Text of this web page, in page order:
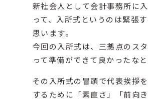
新社会人として会計事務所に
って、入所式というのは緊張
思います。
今回の入所式は、三拠点のス
って準備ができて良かったなと
その入所式の冒頭で代表挨拶
するために「素直さ」「前向